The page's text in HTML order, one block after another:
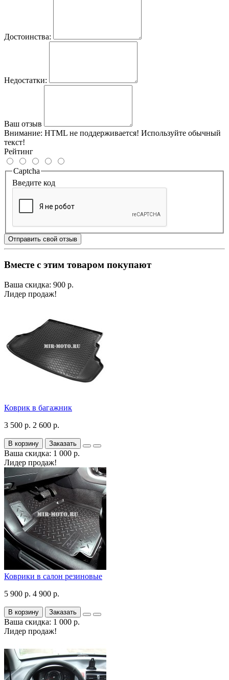
Достоинства:
Недостатки:
Ваш отзыв
Внимание: HTML не поддерживается! Используйте обычный
текст!
Рейтинг
Captcha
Введите код
Отправить свой отзыв
Вместе с этим товаром покупают
Ваша скидка: 900 р.
Лидер продаж!
Коврик в багажник
3 500 р. 2 600 р.
В корзину Заказать
Ваша скидка: 1 000 р.
Лидер продаж!
Коврики в салон резиновые
5 900 р. 4 900 р.
В корзину Заказать
Ваша скидка: 1 000 р.
Лидер продаж!